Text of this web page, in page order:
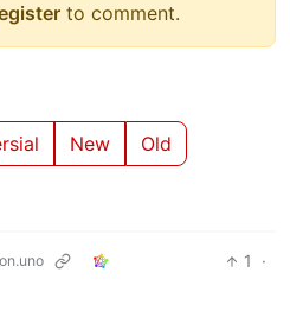
to comment.
New Old
1
·